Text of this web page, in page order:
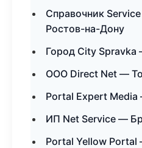
Справочник
Ростов-на-Дону
Город City
ООО Direct Net —
Portal Expert
ИП Net Service —
Portal Yellow